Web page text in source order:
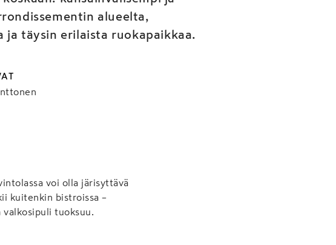
alueelta,
täysin erilaista ruokapaikkaa.
voi olla järisyttävä
kuitenkin bistroissa –
tuoksuu.